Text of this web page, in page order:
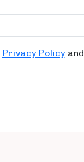
Privacy Policyand